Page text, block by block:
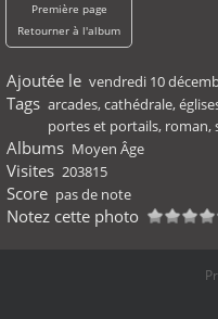
Première page
Retourner à l'album
Ajoutée le vendredi 10
Tags arcades,cathédrale,
portes et portails, roman,
Albums Moyen Âge
Visites 203815
Score pas de note
Notez cette photo